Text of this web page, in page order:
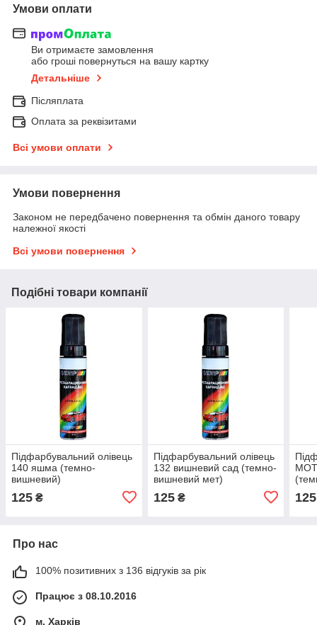
Умови оплати
Ви отримаєте замовлення
або гроші повернуться на вашу картку
Детальніше
Післяплата
Оплата за реквізитами
Всі умови оплати
Умови повернення
Законом не передбачено повернення та обмін даного товару
належної якості
Всі умови повернення
Подібні товари компанії
Підфарбувальний олівець
140 яшма (темно-
вишневий)
125 ₴
Підфарбувальний олівець
132 вишневий сад (темно-
вишневий мет)
125₴ 125
Про нас
100% позитивних з 136 відгуків за рік
Працює з 08.10.2016
м. Харків